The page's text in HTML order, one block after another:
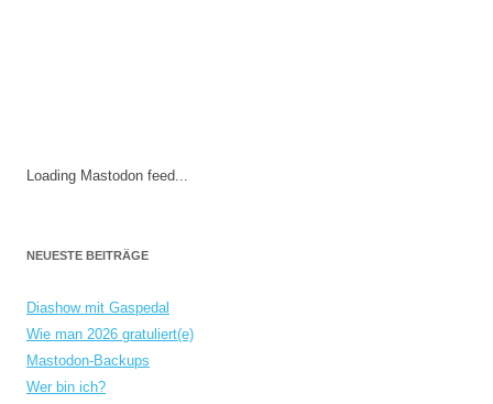
Loading Mastodon feed...
NEUESTE BEITRÄGE
Diashow mit Gaspedal
Wie man 2026 gratuliert(e)
Mastodon-Backups
Wer bin ich?